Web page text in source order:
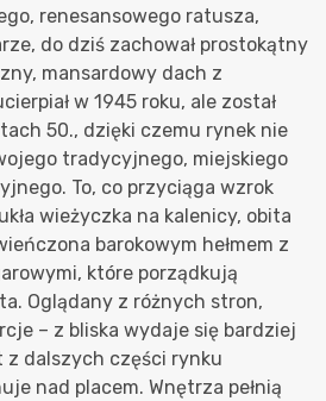
renesansowego ratusza,
do dziś zachował prostokątny
mansardowy dach z
w 1945 roku, ale został
50., dzięki czemu rynek nie
tradycyjnego, miejskiego
To, co przyciąga wzrok
wieżyczka na kalenicy, obita
barokowym hełmem z
które porządkują
Oglądany z różnych stron,
– z bliska wydaje się bardziej
z dalszych części rynku
nad placem. Wnętrza pełnią